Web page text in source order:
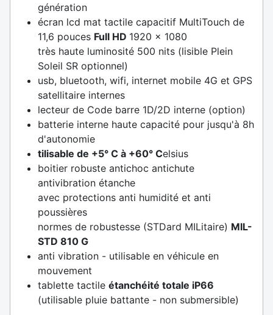
génération
écran lcd mat tactile capacitif MultiTouch de
11,6 pouces Full HD 1920 x 1080
très haute luminosité 500 nits (lisible Plein
Soleil SR optionnel)
usb, bluetooth, wifi, internet mobile 4G et GPS
satellitaire internes
lecteur de Code barre 1D/2D interne (option)
batterie interne haute capacité pour jusqu'à 8h
d'autonomie
tilisable de +5° C à +60° Celsius
boitier robuste antichoc antichute
antivibration étanche
avec protections anti humidité et anti
poussières
normes de robustesse (STDard MILitaire) MIL-
STD 810 G
anti vibration - utilisable en véhicule en
mouvement
tablette tactile étanchéité totale iP66
(utilisable pluie battante - non submersible)